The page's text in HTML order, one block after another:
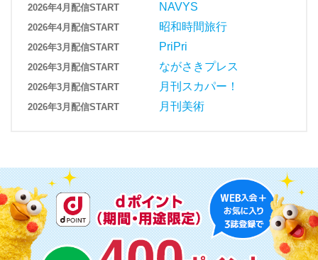
2026年4月配信START NAVYS
2026年4月配信START 昭和時間旅行
2026年3月配信START PriPri
2026年3月配信START ながさきプレス
2026年3月配信START 月刊スカパー！
2026年3月配信START 月刊美術